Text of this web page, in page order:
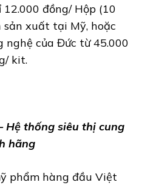
đồng/ Hộp (10
xuất tại Mỹ, hoặc
nghệ của Đức từ 45.000
kit.
Hệ thống siêu thị cung
hãng
phẩm hàng đầu Việt